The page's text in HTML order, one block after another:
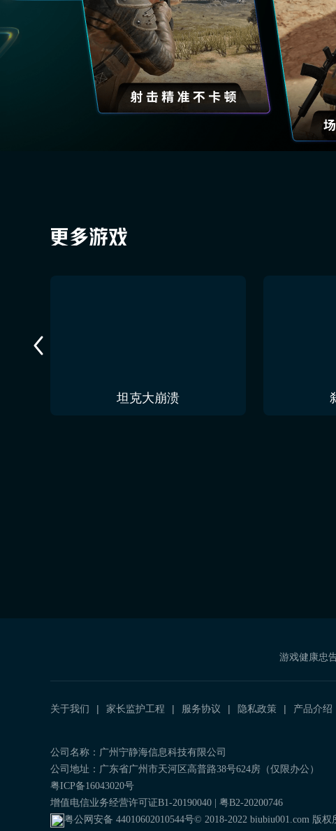
坦克大崩溃
游戏健康忠
关于我们 家长监护工程 服务协议 隐私政策 产品介绍
公司名称：广州宁静海信息科技有限公司
公司地址：广东省广州市天河区高普路38号624房（仅限办公）
粤ICP备16043020号
增值电信业务经营许可证B1-20190040 | 粤B2-20200746
粤公网安备 44010602010544号© 2018-2022 biubiu001.com 版权